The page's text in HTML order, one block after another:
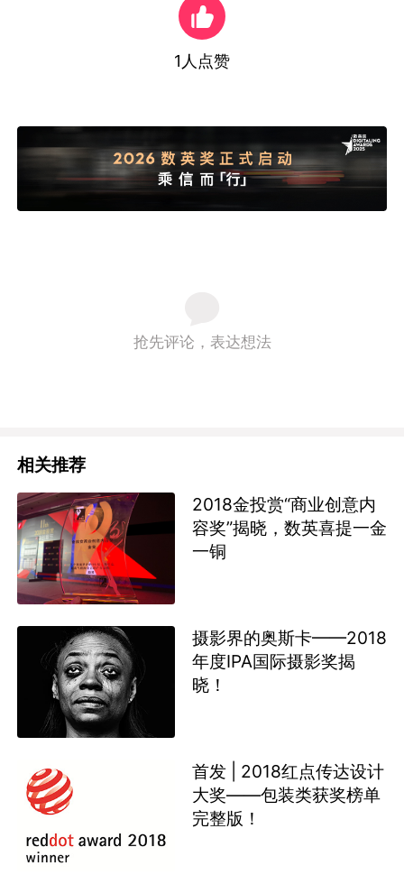
1 人点赞
抢先评论，表达想法
相关推荐
2018金投赏“商业创意内
容奖”揭晓，数英喜提一金
一铜
摄影界的奥斯卡——2018
年度IPA国际摄影奖揭
晓！
首发 | 2018红点传达设计
大奖——包装类获奖榜单
完整版！